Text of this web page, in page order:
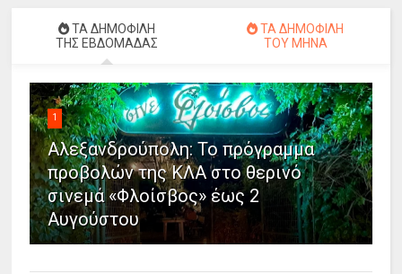
ΤΑ ΔΗΜΟΦΙΛΗ
ΤΗΣ ΕΒΔΟΜΑΔΑΣ
ΤΑ ΔΗΜΟΦΙΛΗ
ΤΟΥ ΜΗΝΑ
1
Αλεξανδρούπολη: Το πρόγραμμα
προβολών της ΚΛΑ στο θερινό
σινεμά «Φλοίσβος» έως 2
Αυγούστου